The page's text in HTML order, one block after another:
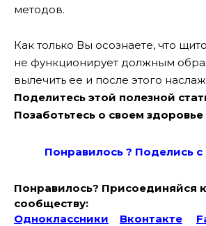
методов.
Как только Вы осознаете, что
не функционирует должным
вылечить ее и после этого
Поделитесь этой полезной
Позаботьтесь о своем
Понравилось ? Поделись
Понравилось? Присоединяйся
сообществу:
Одноклассники
Вконтакте